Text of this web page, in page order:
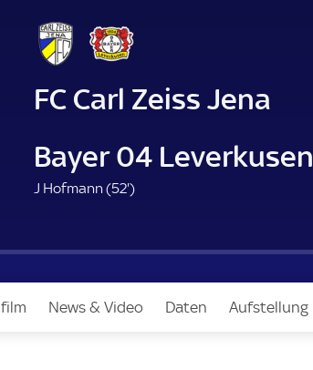
FC Carl Zeiss Jena
Bayer 04 Leverkusen
J Hofmann (52'5
m
n
u
)
News & Video Daten Aufstellung